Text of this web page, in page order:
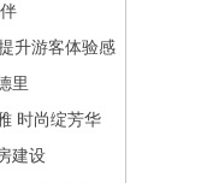
升游客体验感
里
时尚绽芳华
建设